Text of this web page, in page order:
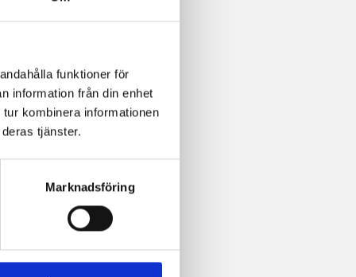
funktioner för
information från din enhet
kombinera informationen
tjänster.
Marknadsföring